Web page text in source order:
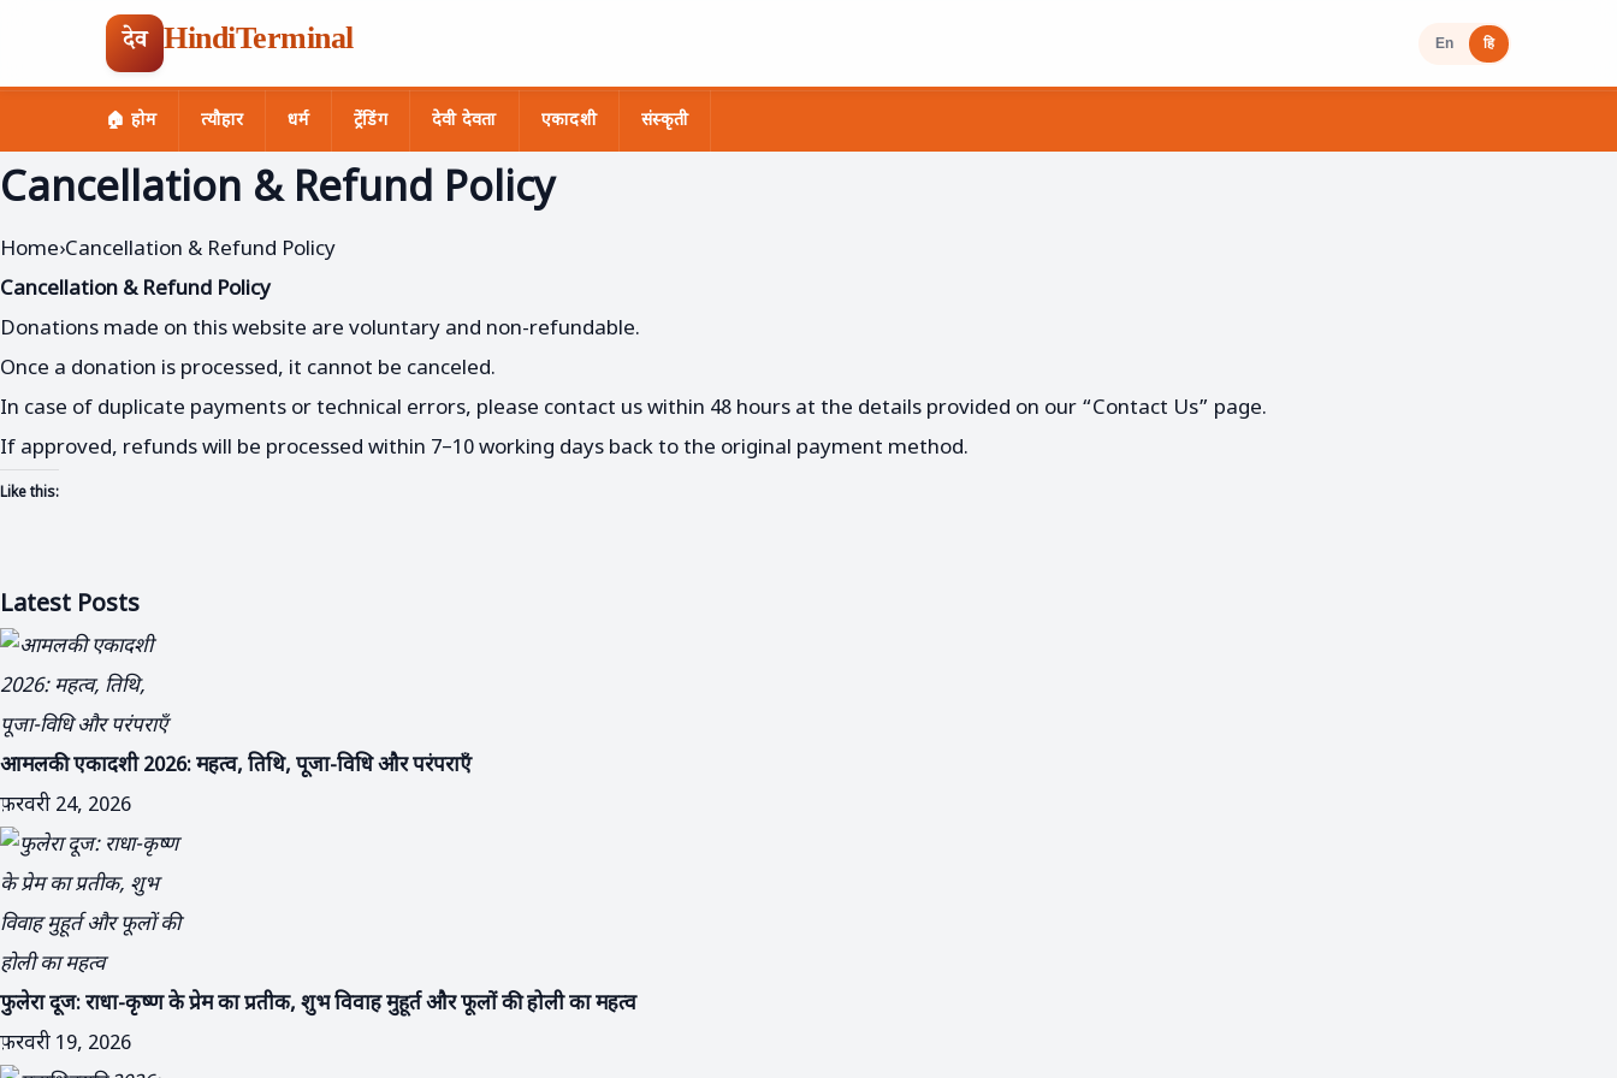
देव HindiTerminal En हि
🏠 होम त्यौहार धर्म ट्रेंडिंग देवी देवता एकादशी संस्कृती
Skip
to
content
Cancellation & Refund Policy
Home›Cancellation & Refund Policy
Cancellation & Refund Policy
Donations made on this website are voluntary and non-refundable.
Once a donation is processed, it cannot be canceled.
In case of duplicate payments or technical errors, please contact us within 48 hours at the details provided on our “Contact Us” page.
If approved, refunds will be processed within 7–10 working days back to the original payment method.
Like this:
Latest Posts
आमलकी एकादशी 2026: महत्व, तिथि, पूजा-विधि और परंपराएँ
फ़रवरी 24, 2026
फुलेरा दूज: राधा-कृष्ण के प्रेम का प्रतीक, शुभ विवाह मुहूर्त और फूलों की होली का महत्व
फ़रवरी 19, 2026